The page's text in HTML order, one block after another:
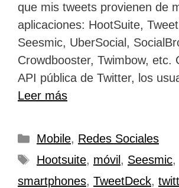
que mis tweets provienen de
aplicaciones: HootSuite,
Seesmic, UberSocial,
Crowdbooster, Twimbow, etc.
API pública de Twitter, los
Leer más
Categorías
Mobile, Redes Sociales
Etiquetas
Hootsuite, móvil , Seesmic,
smartphones, TweetDeck,